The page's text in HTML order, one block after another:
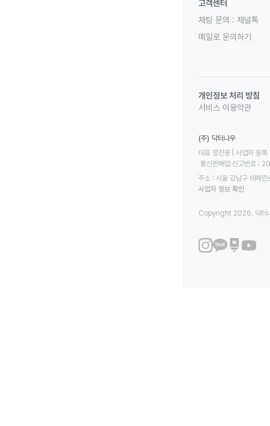
고객센터
채팅 문의 : 채널톡
메일로 문의하기
개인정보 처리 방침
서비스 이용약관
(주) 닥터나우
대표 정진웅 | 사업자
통신판매업 신고번호
주소 : 서울 강남구 테헤
사업자 정보 확인
Copyright 2026. 닥터